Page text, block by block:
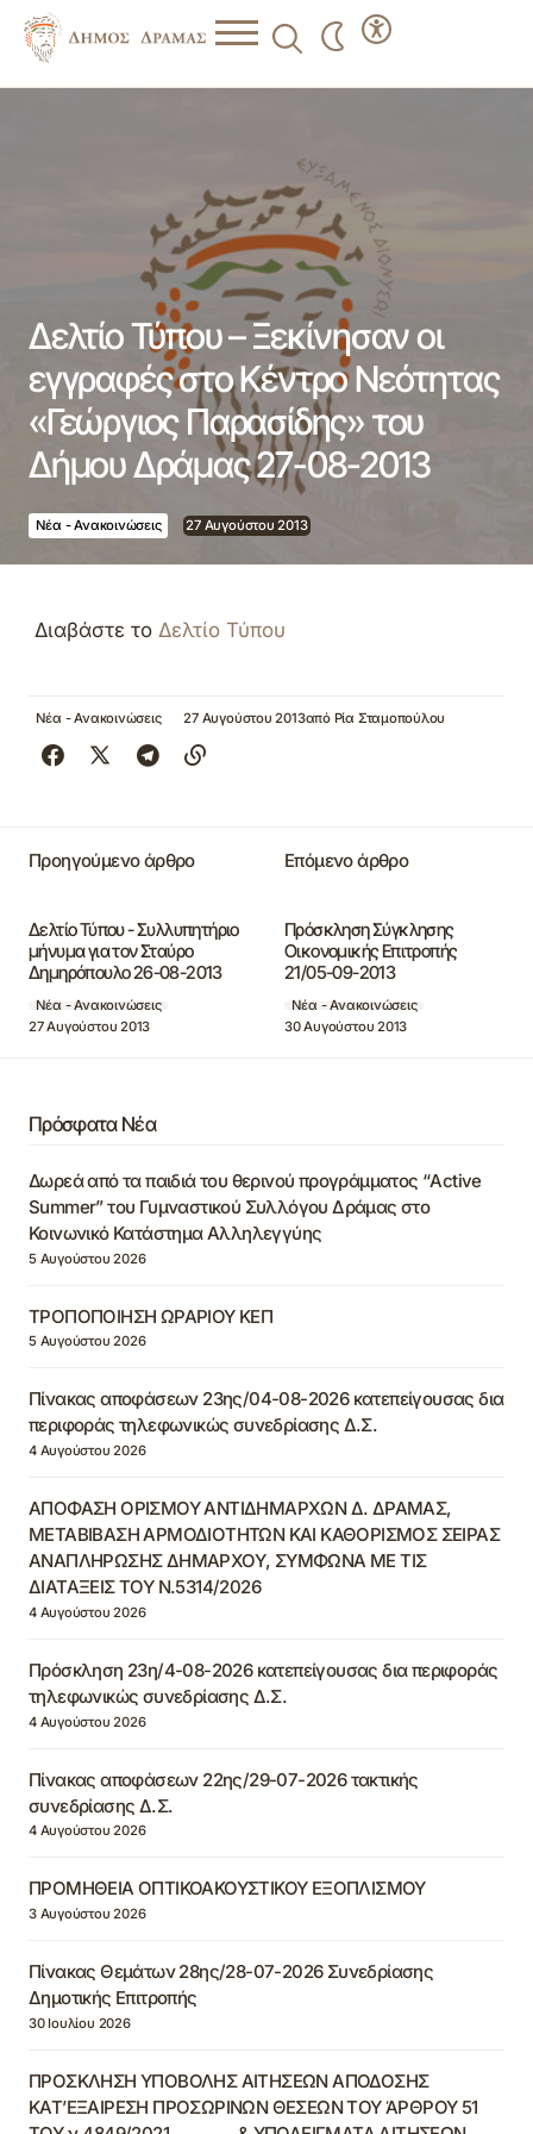
Δελτίο Τύπου – Ξεκίνησαν οι
εγγραφές στο Κέντρο Νεότητας
«Γεώργιος Παρασίδης» του
Δήμου Δράμας 27-08-2013
Νέα - Ανακοινώσεις 27 Αυγούστου 2013
Διαβάστε το Δελτίο Τύπου
Νέα - Ανακοινώσεις 27 Αυγούστου 2013από Ρία Σταμοπούλου
Προηγούμενο άρθρο
Δελτίο Τύπου - Συλλυπητήριο
μήνυμα για τον Σταύρο
Δημηρόπουλο 26-08-2013
Νέα - Ανακοινώσεις
27 Αυγούστου 2013
Επόμενο άρθρο
Πρόσκληση Σύγκλησης
Οικονομικής Επιτροπής
21/05-09-2013
Νέα - Ανακοινώσεις
30 Αυγούστου 2013
Πρόσφατα Νέα
Δωρεά από τα παιδιά του θερινού προγράμματος “Active
Summer” του Γυμναστικού Συλλόγου Δράμας στο
Κοινωνικό Κατάστημα Αλληλεγγύης
5 Αυγούστου 2026
ΤΡΟΠΟΠΟΙΗΣΗ ΩΡΑΡΙΟΥ ΚΕΠ
5 Αυγούστου 2026
Πίνακας αποφάσεων 23ης/04-08-2026 κατεπείγουσας δια
περιφοράς τηλεφωνικώς συνεδρίασης Δ.Σ.
4 Αυγούστου 2026
ΑΠΟΦΑΣΗ ΟΡΙΣΜΟΥ ΑΝΤΙΔΗΜΑΡΧΩΝ Δ. ΔΡΑΜΑΣ,
ΜΕΤΑΒΙΒΑΣΗ ΑΡΜΟΔΙΟΤΗΤΩΝ ΚΑΙ ΚΑΘΟΡΙΣΜΟΣ ΣΕΙΡΑΣ
ΑΝΑΠΛΗΡΩΣΗΣ ΔΗΜΑΡΧΟΥ, ΣΥΜΦΩΝΑ ΜΕ ΤΙΣ
ΔΙΑΤΑΞΕΙΣ ΤΟΥ Ν.5314/2026
4 Αυγούστου 2026
Πρόσκληση 23η/4-08-2026 κατεπείγουσας δια περιφοράς
τηλεφωνικώς συνεδρίασης Δ.Σ.
4 Αυγούστου 2026
Πίνακας αποφάσεων 22ης/29-07-2026 τακτικής
συνεδρίασης Δ.Σ.
4 Αυγούστου 2026
ΠΡΟΜΗΘΕΙΑ ΟΠΤΙΚΟΑΚΟΥΣΤΙΚΟΥ ΕΞΟΠΛΙΣΜΟΥ
3 Αυγούστου 2026
Πίνακας Θεμάτων 28ης/28-07-2026 Συνεδρίασης
Δημοτικής Επιτροπής
30 Ιουλίου 2026
ΠΡΟΣΚΛΗΣΗ ΥΠΟΒΟΛΗΣ ΑΙΤΗΣΕΩΝ ΑΠΟΔΟΣΗΣ
ΚΑΤ’ΕΞΑΙΡΕΣΗ ΠΡΟΣΩΡΙΝΩΝ ΘΕΣΕΩΝ ΤΟΥ ΆΡΘΡΟΥ 51